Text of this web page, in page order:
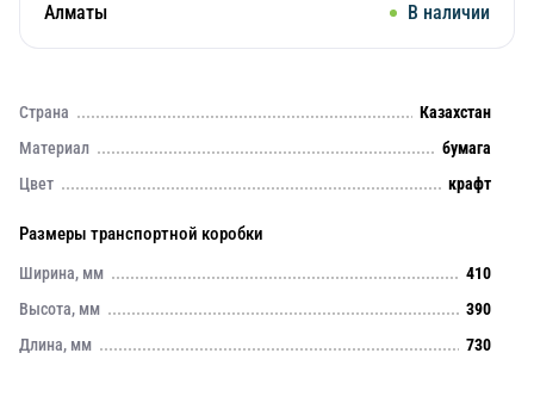
Алматы В наличии
Страна
Казахстан
Материал
бумага
Цвет
крафт
Размеры транспортной коробки
Ширина, мм
410
Высота, мм
390
Длина, мм
730